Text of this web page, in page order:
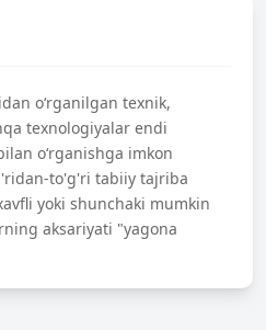
o‘rganilgan texnik,
texnologiyalar endi
o‘rganishga imkon
to'g'ri tabiiy tajriba
yoki shunchaki mumkin
aksariyati "yagona